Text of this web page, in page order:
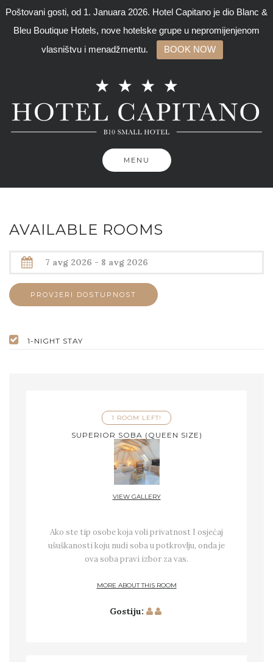
Poštovani gosti, od 1. Januara 2026. Hotel Capitano je dio Blanc &
Bleu Boutique Hotels, nove hotelske grupe u nepromijenjenom
vlasništvu i menadžmentu.
BOOK NOW
MENU
AVAILABLE ROOMS
1-NIGHT STAY
1 ROOM LEFT!
SUPERIOR SOBA (QUEEN SIZE)
VIEW GALLERY
Ako ste tip osobe koja voli privatnost I osjećaj
ušuškanosti koju nudi soba u potkrovlju, onda je
ova soba pravi izbor za vas.
MORE ABOUT THIS ROOM
Gostiju: